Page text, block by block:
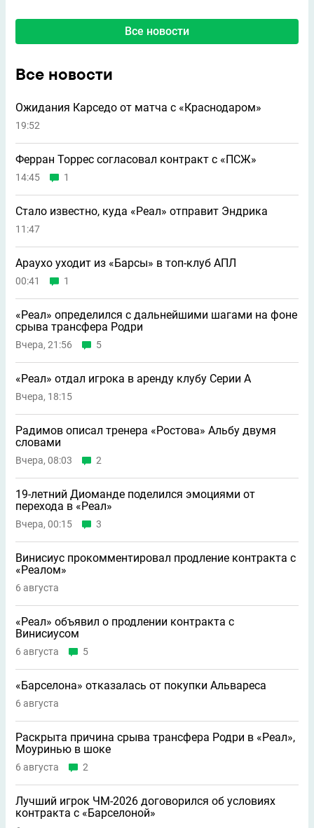
Все новости
Все новости
Ожидания Карседо от матча с «Краснодаром»
19:52
Ферран Торрес согласовал контракт с «ПСЖ»
14:45 1
Стало известно, куда «Реал» отправит Эндрика
11:47
Араухо уходит из «Барсы» в топ-клуб АПЛ
00:41 1
«Реал» определился с дальнейшими шагами на фоне
срыва трансфера Родри
Вчера, 21:56 5
«Реал» отдал игрока в аренду клубу Серии А
Вчера, 18:15
Радимов описал тренера «Ростова» Альбу двумя
словами
Вчера, 08:03 2
19-летний Диоманде поделился эмоциями от
перехода в «Реал»
Вчера, 00:15 3
Винисиус прокомментировал продление контракта с
«Реалом»
6 августа
«Реал» объявил о продлении контракта с
Винисиусом
6 августа 5
«Барселона» отказалась от покупки Альвареса
6 августа
Раскрыта причина срыва трансфера Родри в «Реал»,
Моуринью в шоке
6 августа 2
Лучший игрок ЧМ-2026 договорился об условиях
контракта с «Барселоной»